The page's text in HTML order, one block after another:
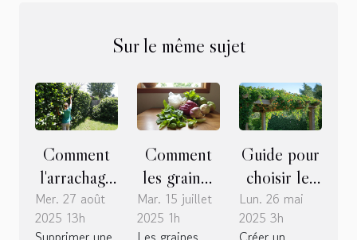
Sur le même sujet
Comment
l'arrachage
d'une haie
impacte-t-il
Mer. 27 août
2025 13h
Comment
les graines
germées
influencent-
Mar. 15 juillet
2025 1h
Guide pour
choisir les
meilleures
plantes
Lun. 26 mai
2025 3h